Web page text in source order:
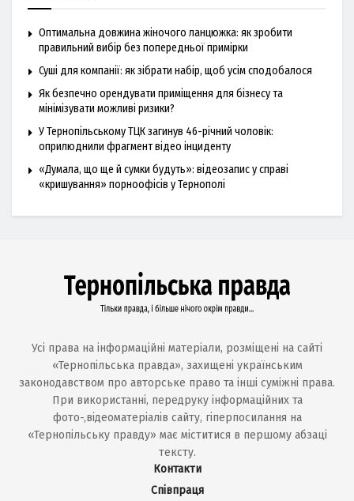
Оптимальна довжина жіночого ланцюжка: як зробити
правильний вибір без попередньої примірки
Суші для компанії: як зібрати набір, щоб усім сподобалося
Як безпечно орендувати приміщення для бізнесу та
мінімізувати можливі ризики?
У Тернопільському ТЦК загинув 46-річний чоловік:
оприлюднили фрагмент відео інциденту
«Думала, що ще й сумки будуть»: відеозапис у справі
«кришування» порноофісів у Тернополі
Усі права на інформаційні матеріали, розміщені на сайті
«Тернопільська правда», захищені українським
законодавством про авторське право та інші суміжні права.
При використанні, передруку інформаційних та
фото-,відеоматеріалів сайту, гіперпосилання на
«Тернопільську правду» має міститися в першому абзаці
тексту.
Контакти
Співпраця